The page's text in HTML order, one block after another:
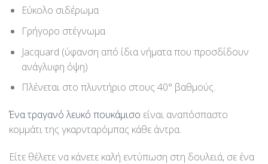
Εύκολο σιδέρωμα
Γρήγορο στέγνωμα
Jacquard (ύφανση από ίδια νήματα που προσδίδουν
ανάγλυφη όψη)
Πλένεται στο πλυντήριο στους 40° βαθμούς.
Ένα τραγανό λευκό πουκάμισο είναι αναπόσπαστο
κομμάτι της γκαρνταρόμπας κάθε άντρα.
Είτε θέλετε να κάνετε καλή εντύπωση στη δουλειά, σε ένα